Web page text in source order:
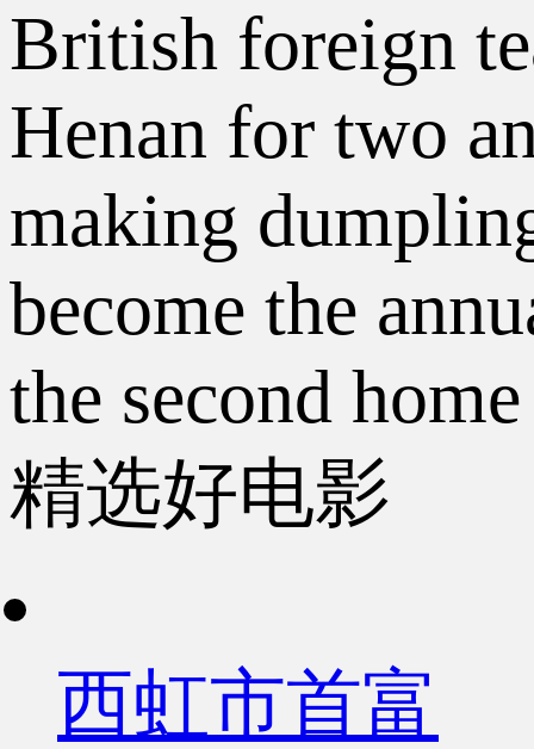
British foreign
Henan for two
making
become the
the second
精选好电影
西虹市首富